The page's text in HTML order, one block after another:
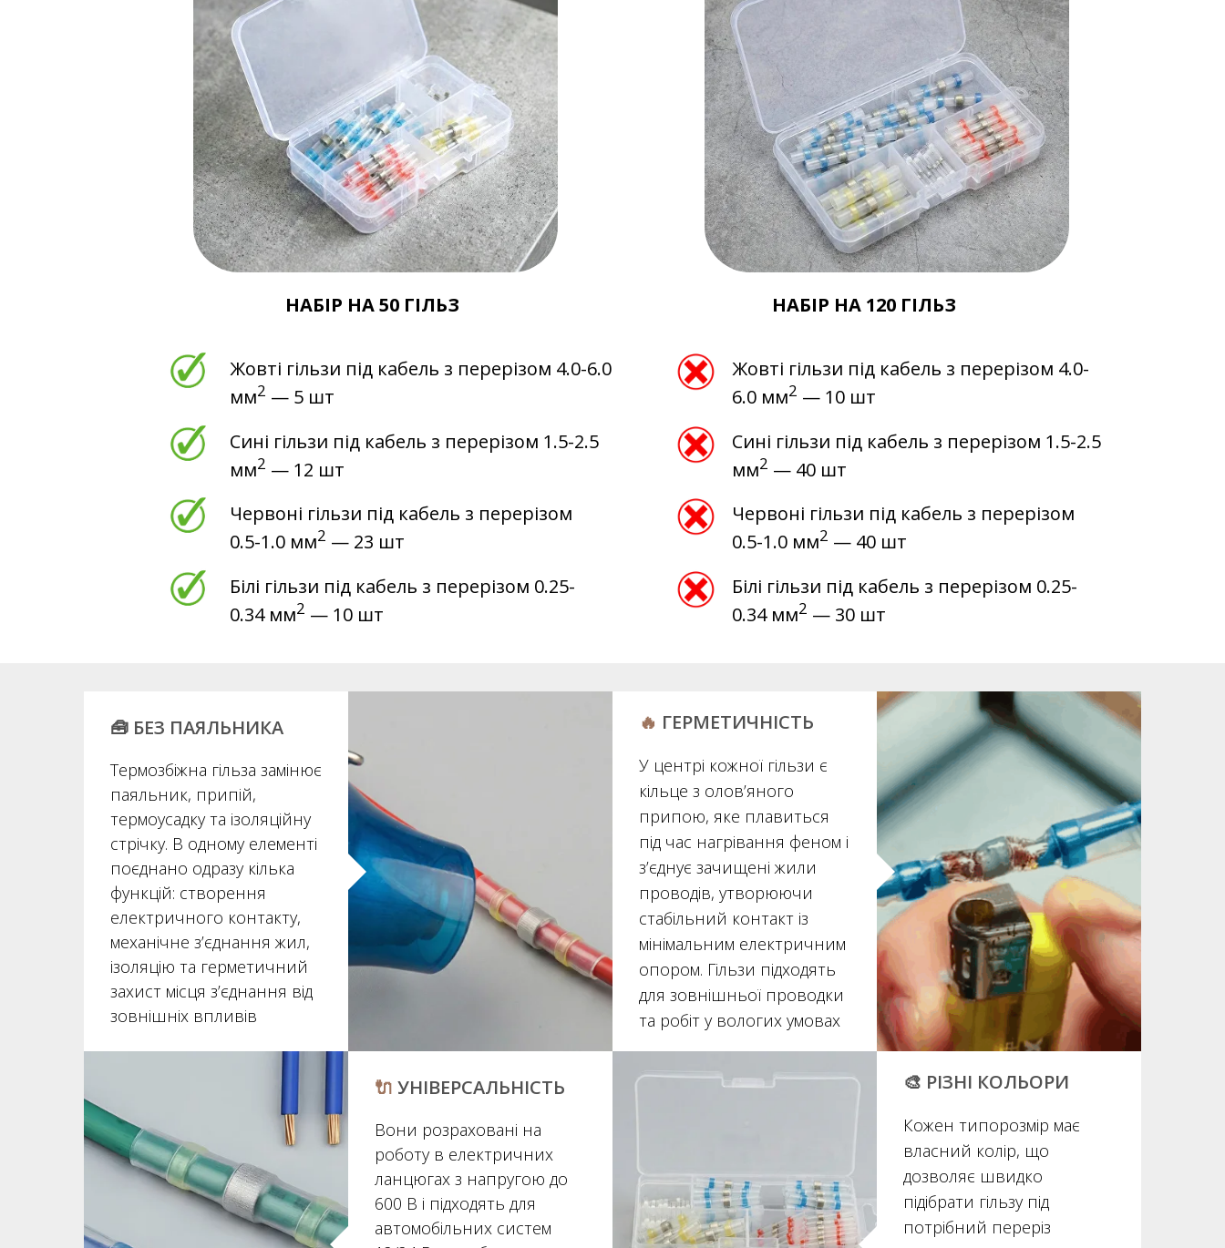
Жовті гільзи під кабель з перерізом 4.0-6.0
мм2 — 5 шт
Червоні гільзи під кабель з перерізом
0.5-1.0 мм2 — 23 шт
Сині гільзи під кабель з перерізом 1.5-2.5
мм2 — 12 шт
Білі гільзи під кабель з перерізом 0.25-
0.34 мм2 — 10 шт
Сині гільзи під кабель з перерізом 1.5-2.5
мм2 — 40 шт
Жовті гільзи під кабель з перерізом 4.0-
6.0 мм2 — 10 шт
Червоні гільзи під кабель з перерізом
0.5-1.0 мм2 — 40 шт
Білі гільзи під кабель з перерізом 0.25-
0.34 мм2 — 30 шт
НАБІР НА 50 ГІЛЬЗ НАБІР НА 120 ГІЛЬЗ
🧰 БЕЗ ПАЯЛЬНИКА
Термозбіжна гільза замінює
паяльник, припій,
термоусадку та ізоляційну
стрічку. В одному елементі
поєднано одразу кілька
функцій: створення
електричного контакту,
механічне з’єднання жил,
ізоляцію та герметичний
захист місця з’єднання від
зовнішніх впливів
🔥 ГЕРМЕТИЧНІСТЬ
У центрі кожної гільзи є
кільце з олов’яного
припою, яке плавиться
під час нагрівання феном і
з’єднує зачищені жили
проводів, утворюючи
стабільний контакт із
мінімальним електричним
опором. Гільзи підходять
для зовнішньої проводки
та робіт у вологих умовах
🔌 УНІВЕРСАЛЬНІСТЬ
Вони розраховані на
роботу в електричних
ланцюгах з напругою до
600 В і підходять для
автомобільних систем
🎨 РІЗНІ КОЛЬОРИ
Кожен типорозмір має
власний колір, що
дозволяє швидко
підібрати гільзу під
потрібний переріз